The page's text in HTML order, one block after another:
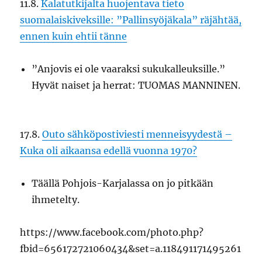
11.8.Kalatutkijalta huojentava tieto
suomalaiskiveksille: ”Pallinsyöjäkala” räjähtää,
ennen kuin ehtii tänne
”Anjovis ei ole vaaraksi sukukalleuksille.”
Hyvät naiset ja herrat: TUOMAS MANNINEN.
17.8.Outo sähköpostiviesti menneisyydestä –
Kuka oli aikaansa edellä vuonna 1970?
Täällä Pohjois-Karjalassa on jo pitkään
ihmetelty.
https://www.facebook.com/photo.php?
fbid=656172721060434&set=a.118491171495261